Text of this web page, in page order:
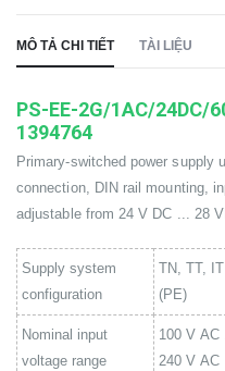
MÔ TẢ CHI TIẾT TÀI LIỆU
PS-EE-2G/1AC/24DC/
1394764
Primary-switched power supply
connection, DIN rail mounting,
adjustable from 24 V DC ... 28
Supply system
configuration
TN, TT, IT
(PE)
Nominal input
voltage range
100 V AC
240 V AC